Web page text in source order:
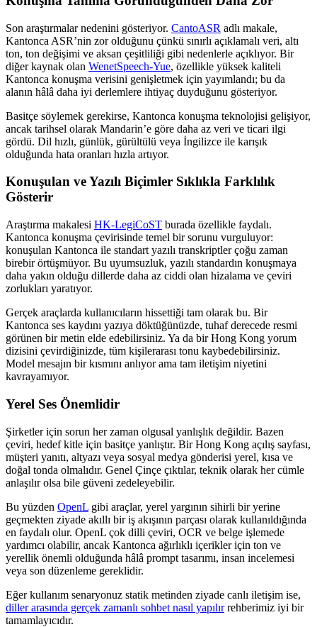
Son araştırmalar nedenini gösteriyor. CantoASR adlı makale,
Kantonca ASR’nin zor olduğunu çünkü sınırlı açıklamalı veri, altı
ton, ton değişimi ve aksan çeşitliliği gibi nedenlerle açıklıyor. Bir
diğer kaynak olan WenetSpeech-Yue, özellikle yüksek kaliteli
Kantonca konuşma verisini genişletmek için yayımlandı; bu da
alanın hâlâ daha iyi derlemlere ihtiyaç duyduğunu gösteriyor.
Basitçe söylemek gerekirse, Kantonca konuşma teknolojisi gelişiyor,
ancak tarihsel olarak Mandarin’e göre daha az veri ve ticari ilgi
gördü. Dil hızlı, günlük, gürültülü veya İngilizce ile karışık
olduğunda hata oranları hızla artıyor.
Konuşulan ve Yazılı Biçimler Sıklıkla Farklılık
Gösterir
Araştırma makalesi HK-LegiCoST burada özellikle faydalı.
Kantonca konuşma çevirisinde temel bir sorunu vurguluyor:
konuşulan Kantonca ile standart yazılı transkriptler çoğu zaman
birebir örtüşmüyor. Bu uyumsuzluk, yazılı standardın konuşmaya
daha yakın olduğu dillerde daha az ciddi olan hizalama ve çeviri
zorlukları yaratıyor.
Gerçek araçlarda kullanıcıların hissettiği tam olarak bu. Bir
Kantonca ses kaydını yazıya döktüğünüzde, tuhaf derecede resmi
görünen bir metin elde edebilirsiniz. Ya da bir Hong Kong yorum
dizisini çevirdiğinizde, tüm kişilerarası tonu kaybedebilirsiniz.
Model mesajın bir kısmını anlıyor ama tam iletişim niyetini
kavrayamıyor.
Yerel Ses Önemlidir
Şirketler için sorun her zaman olgusal yanlışlık değildir. Bazen
çeviri, hedef kitle için basitçe yanlıştır. Bir Hong Kong açılış sayfası,
müşteri yanıtı, altyazı veya sosyal medya gönderisi yerel, kısa ve
doğal tonda olmalıdır. Genel Çinçe çıktılar, teknik olarak her cümle
anlaşılır olsa bile güveni zedeleyebilir.
Bu yüzden OpenL gibi araçlar, yerel yargının sihirli bir yerine
geçmekten ziyade akıllı bir iş akışının parçası olarak kullanıldığında
en faydalı olur. OpenL çok dilli çeviri, OCR ve belge işlemede
yardımcı olabilir, ancak Kantonca ağırlıklı içerikler için ton ve
yerellik önemli olduğunda hâlâ prompt tasarımı, insan incelemesi
veya son düzenleme gereklidir.
Eğer kullanım senaryonuz statik metinden ziyade canlı iletişim ise,
diller arasında gerçek zamanlı sohbet nasıl yapılırrehberimiz iyi bir
tamamlayıcıdır.